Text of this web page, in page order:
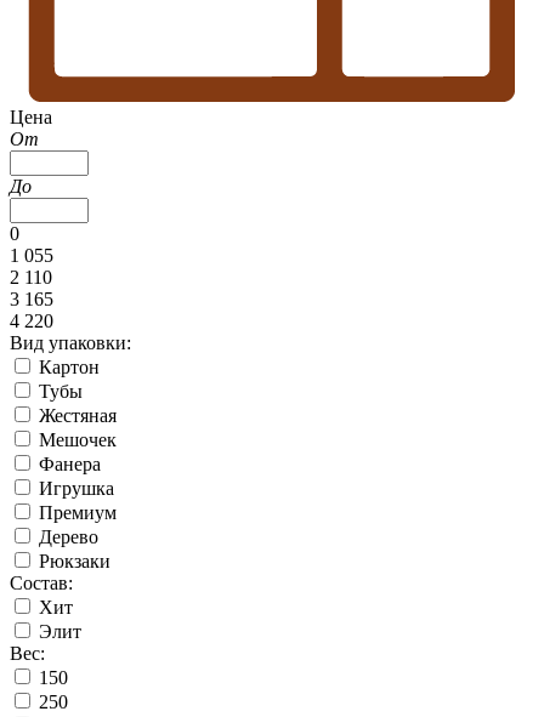
Цена
От
До
0
1 055
2 110
3 165
4 220
Вид упаковки:
Картон
Тубы
Жестяная
Мешочек
Фанера
Игрушка
Премиум
Дерево
Рюкзаки
Состав:
Хит
Элит
Вес:
150
250